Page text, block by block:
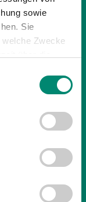
sowie
Sie
Zwecke
Daten
im
Anzeigen zu
zu
WEST